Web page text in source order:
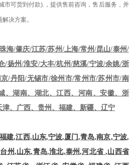
市可货到付款). ，提供售前咨询，售后服务，并
决方案。
海/肇庆/江苏/苏州/上海/常州/昆山/泰州/
/扬州/淮安/大丰/杭州/慈溪/宁波/余姚/浙
/丹阳/无锡市/徐州市/常州市/苏州市/南
、湖南、湖北、江西、河南、安徽、浙
、广西、贵州、福建、新疆、辽宁
福建,江西,山东,宁波,厦门,青岛,南京,宁波,
台州,山东,青岛,淮北,泰州,河北省 ,山西省